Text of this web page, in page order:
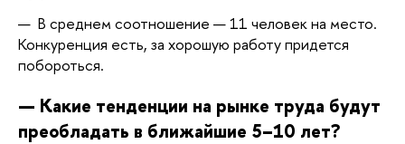
—  В среднем соотношение — 11 человек на место.
Конкуренция есть, за хорошую работу придется
побороться.
— Какие тенденции на рынке труда будут
преобладать в ближайшие 5–10 лет?